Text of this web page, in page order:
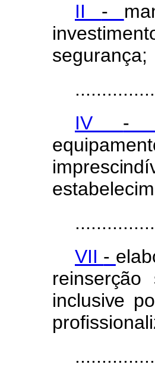
II -
segurança;
IV -
VII -
reinserção
inclusive po